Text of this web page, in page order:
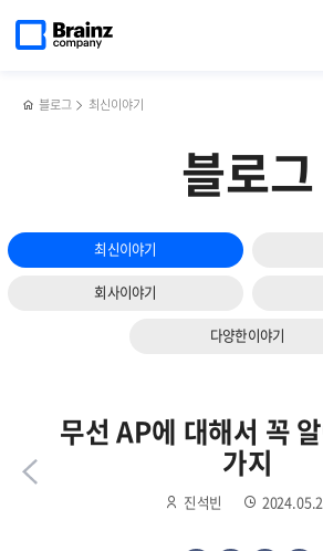
페이지로
블로그 최신이야기
블로그
최신이야기
회사이야기
다양한이야기
관리의
무선 AP에 대해서 꼭
가지
진석빈
다음
슬라이드